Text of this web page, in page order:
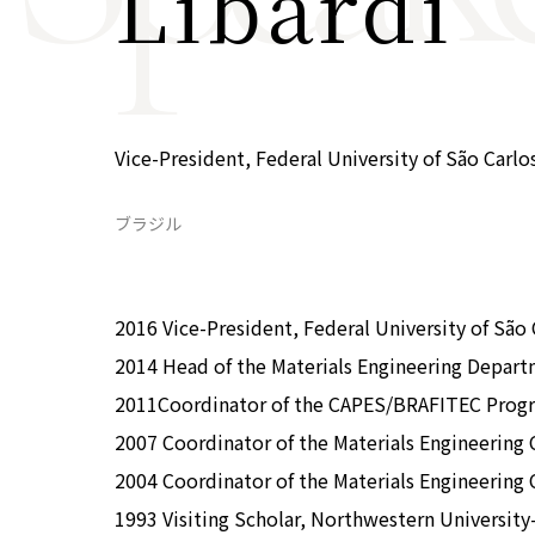
COP29ジャパンパビリオンセミナー
イベント一覧
Vice-President, Federal University of São
ブラジル
2016 Vice-President, Federal University of
2014 Head of the Materials Engineering
2011Coordinator of the CAPES/BRAFITEC
2007 Coordinator of the Materials Engineering
2004 Coordinator of the Materials Engineering
1993 Visiting Scholar, Northwestern